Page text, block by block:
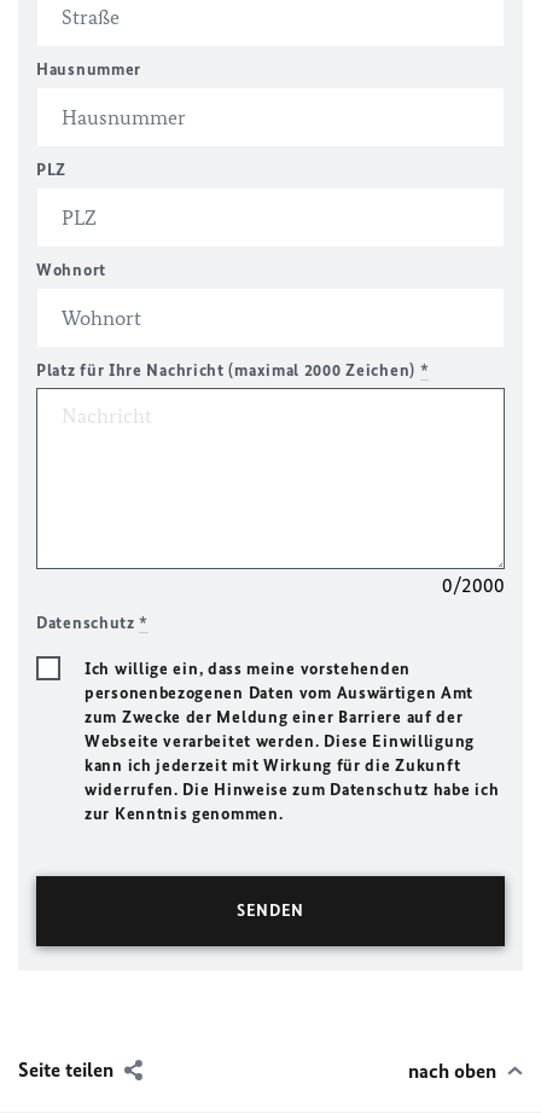
Hausnummer
PLZ
Wohnort
Platz für Ihre Nachricht (maximal 2000 Zeichen) *
0/2000
Datenschutz*
Ich willige ein, dass meine vorstehenden
personenbezogenen Daten vom Auswärtigen Amt
zum Zwecke der Meldung einer Barriere auf der
Webseite verarbeitet werden. Diese Einwilligung
kann ich jederzeit mit Wirkung für die Zukunft
widerrufen. Die Hinweise zum Datenschutz habe ich
zur Kenntnis genommen.
Seite teilen nach oben